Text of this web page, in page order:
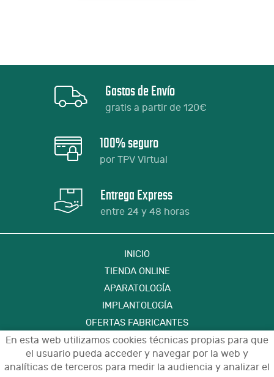
En esta web utilizamos cookies técnicas propias para que
el usuario pueda acceder y navegar por la web y
analíticas de terceros para medir la audiencia y analizar el
Gastos de Envío
gratis a partir de 120€
100% seguro
por TPV Virtual
Entrega Express
entre 24 y 48 horas
INICIO
TIENDA ONLINE
APARATOLOGÍA
IMPLANTOLOGÍA
OFERTAS FABRICANTES
FORMACIÓN
CONTACTO